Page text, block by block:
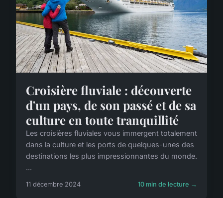
Croisière fluviale : découverte
d'un pays, de son passé et de sa
culture en toute tranquillité
Les croisières fluviales vous immergent totalement
dans la culture et les ports de quelques-unes des
destinations les plus impressionnantes du monde.
...
11 décembre 2024 10 min de lecture →